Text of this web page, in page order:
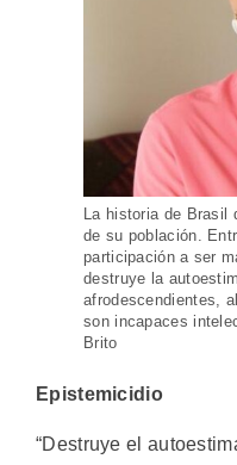
La historia de Brasil
de su población.
participación a ser
destruye la
afrodescendientes,
son incapaces
Brito
Epistemicidio
“Destruye el